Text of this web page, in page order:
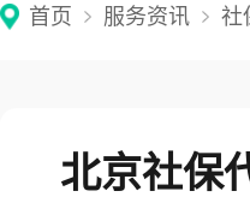
首页 服务资讯 社
北京社保